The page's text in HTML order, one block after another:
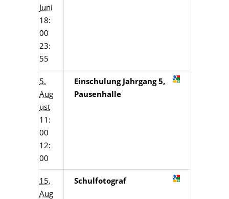
Juni
18:
00
23:
55
5.
Aug
ust
11:
00
12:
00
Einschulung Jahrgang 5,
Pausenhalle
15.
Aug
Schulfotograf